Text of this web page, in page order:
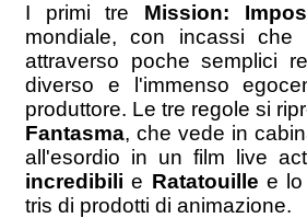
I primi tre Mission:
mondiale, con incassi
attraverso poche semplici
diverso e l'immenso
produttore. Le tre regole si
Fantasma, che vede in
all'esordio in un film live
incredibilie Ratatouillee
tris di prodotti di animazione.